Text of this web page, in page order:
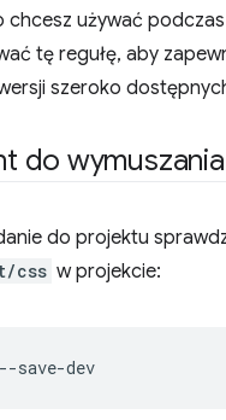
używać
tę regułę, aby
szeroko
do
do projektu
css w projekcie: